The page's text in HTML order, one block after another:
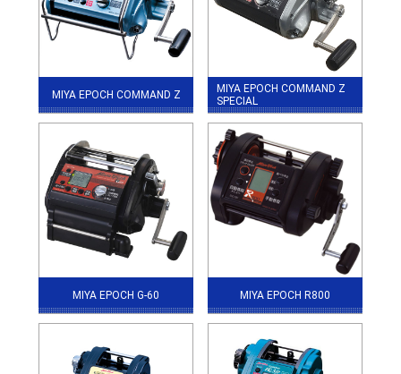
MIYA EPOCH COMMAND Z
MIYA EPOCH COMMAND Z
SPECIAL
MIYA EPOCH G-60 MIYA EPOCH R800